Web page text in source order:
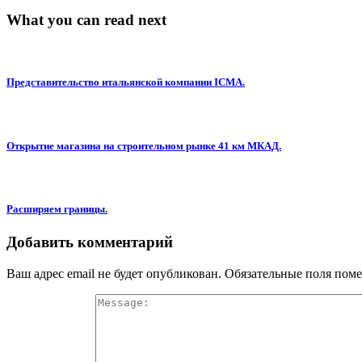
What you can read next
Представительство итальянской компании ICMA.
Открытие магазина на строительном рынке 41 км МКАД.
Расширяем границы.
Добавить комментарий
Ваш адрес email не будет опубликован. Обязательные поля